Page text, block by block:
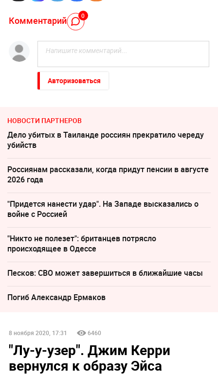
Комментарий 0
Авторизоваться
НОВОСТИ ПАРТНЕРОВ
Дело убитых в Таиланде россиян прекратило череду
убийств
Россиянам рассказали, когда придут пенсии в августе
2026 года
"Придется нанести удар". На Западе высказались о
войне с Россией
"Никто не полезет": британцев потрясло
происходящее в Одессе
Песков: СВО может завершиться в ближайшие часы
Погиб Александр Ермаков
8 ноября 2020, 17:31 6460
"Лу-у-узер". Джим Керри
вернулся к образу Эйса